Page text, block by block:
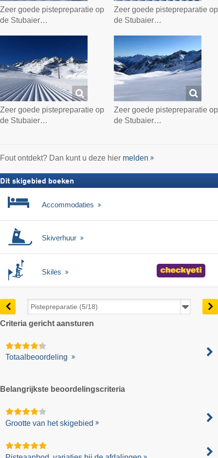
Zeer goede pistepreparatie op
de Stubaier…
Zeer goede pistepreparatie op
de Stubaier…
Zeer goede pistepreparatie op
de Stubaier…
Zeer goede pistepreparatie op
de Stubaier…
Fout ontdekt? Dan kunt u deze hier melden
Dit skigebied boeken
Accommodaties
Skiverhuur
Skiles
Criteria gericht aansturen
Totaalbeoordeling
Belangrijkste beoordelingscriteria
Grootte van het skigebied